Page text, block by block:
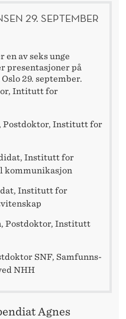
29. SEPTEMBER
en av seks unge
presentasjoner på
Oslo 29. september.
Intitutt for
Postdoktor, Institutt for
Institutt for
kommunikasjon
Institutt for
Postdoktor, Institutt
SNF, Samfunns-
NHH
Agnes